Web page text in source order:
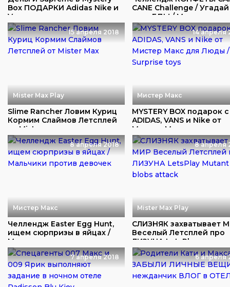
Box ПОДАРКИ Adidas Nike и
Vans для ...
CANE Challenge / Угадай
вкус ЕДЫ / Ма...
15 апреля 2018
Mister Max Play
Slime Rancher Ловим Куриц
Кормим Слаймов Летсплей
от Mister ...
14 апреля
Мистер Макс
MYSTERY BOX подарок с
ADIDAS, VANS и Nike от
Мистер Макс для...
8 апреля 2018
Мистер Макс
Челлендж Easter Egg Hunt,
ищем сюрпризы в яйцах /
Мальчики п...
8 апреля
Mister Max Play
СЛИЗНЯК захватывает
Веселый Летсплей про
ЛИЗУНА LetsPlay...
7 апреля 2018 6 апреля